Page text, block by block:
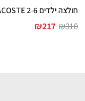
חולצה ילדים LACOSTE 2-6
₪310
₪217